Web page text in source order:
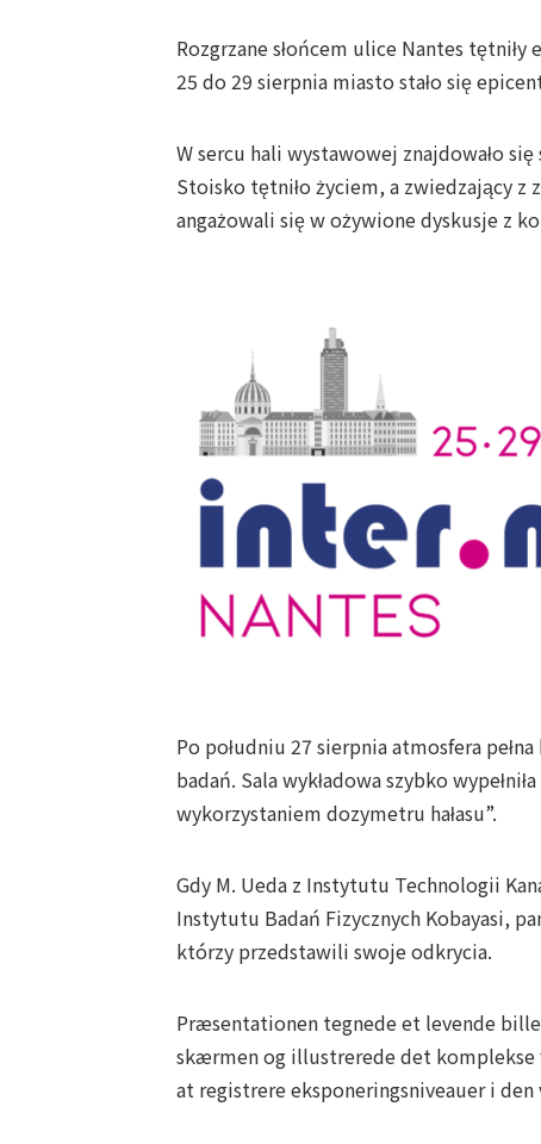
Rozgrzane słońcem ulice Nantes
25 do 29 sierpnia miasto stało się
W sercu hali wystawowej znajdowało
Stoisko tętniło życiem, a zwiedzający
angażowali się w ożywione dyskusje z
Po południu 27 sierpnia atmosfera
badań. Sala wykładowa szybko
wykorzystaniem dozymetru hałasu”.
Gdy M. Ueda z Instytutu Technologii
Instytutu Badań Fizycznych Kobayasi,
którzy przedstawili swoje odkrycia.
Præsentationen tegnede et levende
skærmen og illustrerede det
at registrere eksponeringsniveauer i